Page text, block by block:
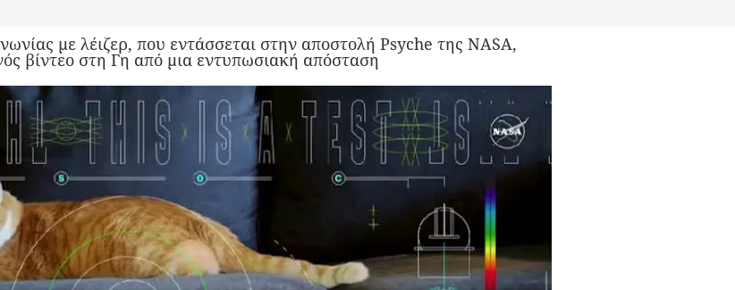
με λέιζερ, που εντάσσεται στην αποστολή Psyche της NASA,
βίντεο στη Γη από μια εντυπωσιακή απόσταση